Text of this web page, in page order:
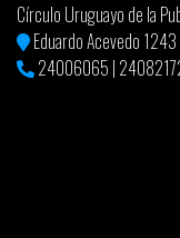
Círculo Uruguayo de la
Eduardo Acevedo 1243
24006065 |